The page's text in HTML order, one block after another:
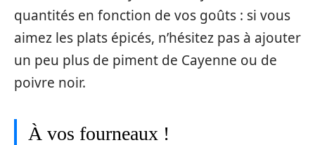
quantités en fonction de vos goûts : si vous
aimez les plats épicés, n’hésitez pas à ajouter
un peu plus de piment de Cayenne ou de
poivre noir.
À vos fourneaux !